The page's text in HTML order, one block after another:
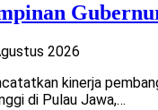
2026
kinerja
di Pulau Jawa,…